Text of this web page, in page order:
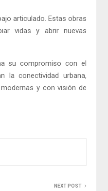
articulado. Estas obras
vidas y abrir nuevas
su compromiso con el
la conectividad urbana,
y con visión de
NEXT POST